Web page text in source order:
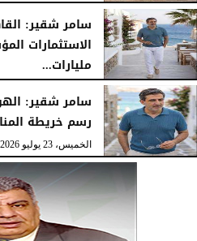
سامر شقير:
مليارات...
الخميس، 23 يوليو 2026
سامر شقير:
رسم خريطة
الخميس، 23 يوليو 2026